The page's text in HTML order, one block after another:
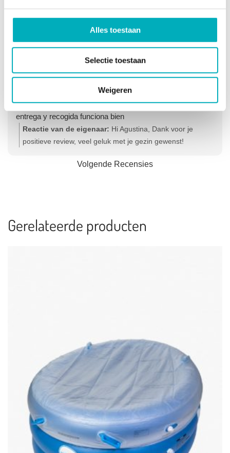
Alles toestaan
Selectie toestaan
Weigeren
Reactie van de eigenaar: Beste Tom, Dank voor je
producten! Hartelijke groet, Olga - Team Bevallingsbaden
1 maand geleden
Excelente servicio. La pileta es muy funcional al parto. Muy
completa. Explicaciones muy claras y el servicio de
entrega y recogida funciona bien
Reactie van de eigenaar: Hi Agustina, Dank voor je
positieve review, veel geluk met je gezin gewenst!
Volgende Recensies
Gerelateerde producten